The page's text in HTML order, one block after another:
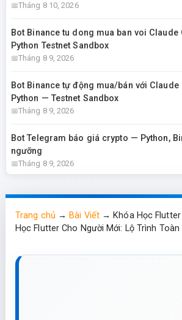
Tháng 8 10, 2026
Bot Binance tu dong mua ban voi Claude
Python Testnet Sandbox
Tháng 8 9, 2026
Bot Binance tự động mua/bán với Claude
Python — Testnet Sandbox
Tháng 8 9, 2026
Bot Telegram báo giá crypto — Python,
ngưỡng
Tháng 8 9, 2026
Trang chủ →Bài Viết→Khóa Học
Học Flutter Cho Người Mới: Lộ Trình Toàn